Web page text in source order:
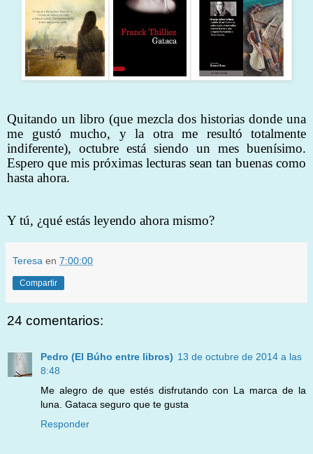
Quitando un libro (que mezcla dos historias donde una
me gustó mucho, y la otra me resultó totalmente
indiferente), octubre está siendo un mes buenísimo.
Espero que mis próximas lecturas sean tan buenas como
hasta ahora.
Y tú, ¿qué estás leyendo ahora mismo?
Teresa en 7:00:00
Compartir
24 comentarios:
Pedro (El Búho entre libros) 13 de octubre de 2014 a las
8:48
Me alegro de que estés disfrutando con La marca de la
luna. Gataca seguro que te gusta
Responder